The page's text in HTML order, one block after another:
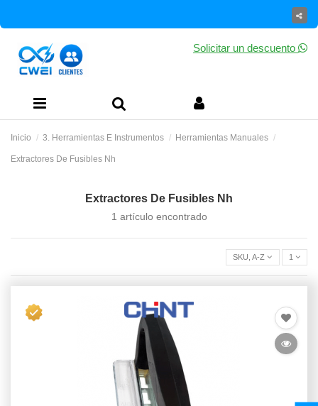
Solicitar un descuento
Inicio 3. Herramientas E Instrumentos Herramientas Manuales
Extractores De Fusibles Nh
Extractores De Fusibles Nh
1 artículo encontrado
SKU,